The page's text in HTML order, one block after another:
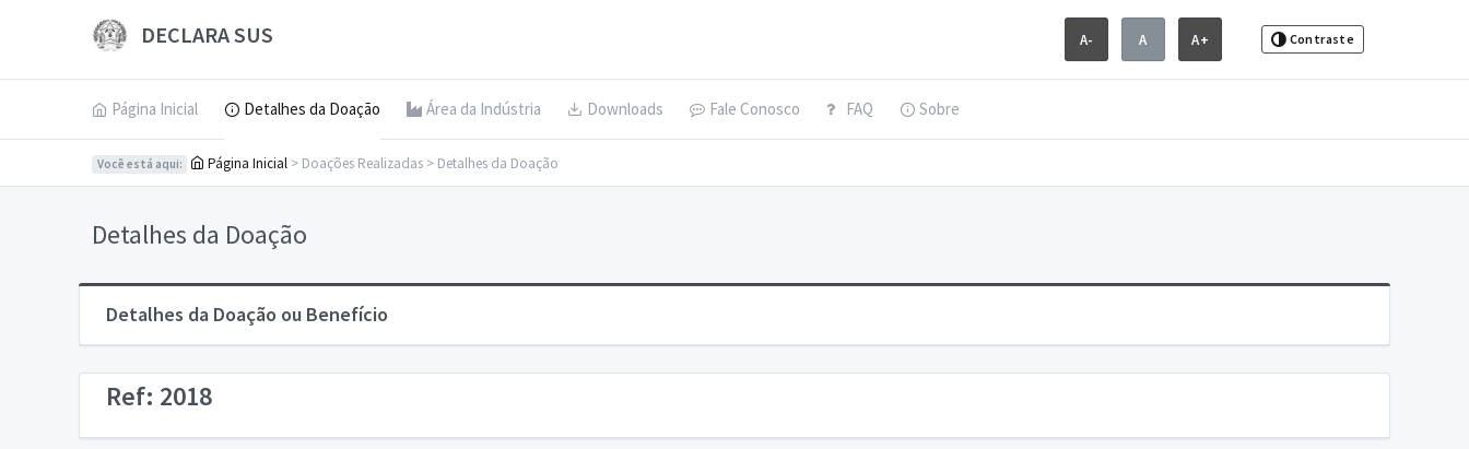
DECLARA SUS A- A A+ Contraste
Página Inicial Detalhes da Doação Área da Indústria Downloads Fale Conosco FAQ Sobre
Você está aqui: Página Inicial > Doações Realizadas > Detalhes da Doação
Detalhes da Doação
Detalhes da Doação ou Benefício
Ref: 2018